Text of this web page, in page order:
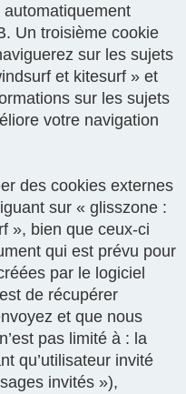
Un troisième cookie
sur les sujets
et kitesurf » et
sur les sujets
votre navigation
des cookies externes
sur « glisszone :
», bien que ceux-ci
qui est prévu pour
par le logiciel
de récupérer
et que nous
pas limité à : la
qu’utilisateur invité
invités »),